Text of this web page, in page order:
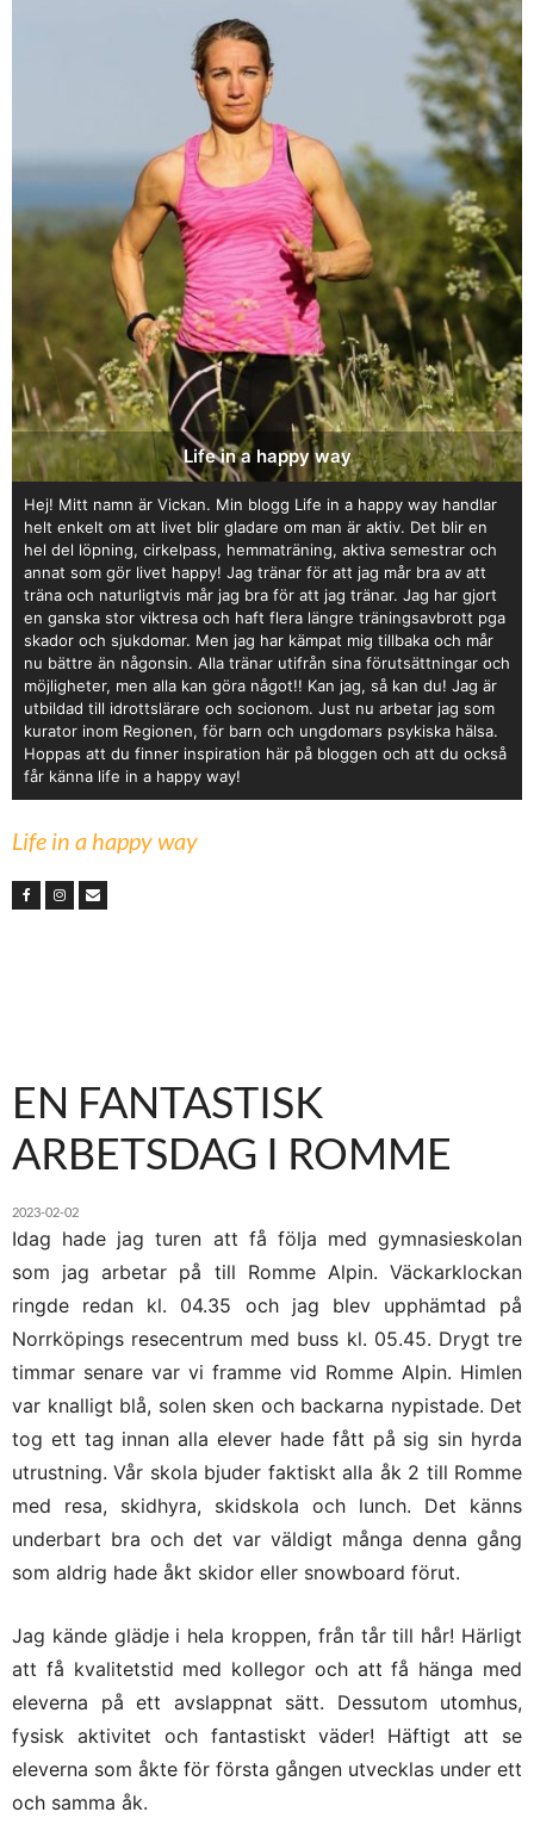
Life in a happy way
Hej! Mitt namn är Vickan. Min blogg Life in a happy way handlar
helt enkelt om att livet blir gladare om man är aktiv. Det blir en
hel del löpning, cirkelpass, hemmaträning, aktiva semestrar och
annat som gör livet happy! Jag tränar för att jag mår bra av att
träna och naturligtvis mår jag bra för att jag tränar. Jag har gjort
en ganska stor viktresa och haft flera längre träningsavbrott pga
skador och sjukdomar. Men jag har kämpat mig tillbaka och mår
nu bättre än någonsin. Alla tränar utifrån sina förutsättningar och
möjligheter, men alla kan göra något!! Kan jag, så kan du! Jag är
utbildad till idrottslärare och socionom. Just nu arbetar jag som
kurator inom Regionen, för barn och ungdomars psykiska hälsa.
Hoppas att du finner inspiration här på bloggen och att du också
får känna life in a happy way!
Life in a happy way
EN FANTASTISK
ARBETSDAG I ROMME
2023-02-02
Idag hade jag turen att få följa med gymnasieskolan
som jag arbetar på till Romme Alpin. Väckarklockan
ringde redan kl. 04.35 och jag blev upphämtad på
Norrköpings resecentrum med buss kl. 05.45. Drygt tre
timmar senare var vi framme vid Romme Alpin. Himlen
var knalligt blå, solen sken och backarna nypistade. Det
tog ett tag innan alla elever hade fått på sig sin hyrda
utrustning. Vår skola bjuder faktiskt alla åk 2 till Romme
med resa, skidhyra, skidskola och lunch. Det känns
underbart bra och det var väldigt många denna gång
som aldrig hade åkt skidor eller snowboard förut.
Jag kände glädje i hela kroppen, från tår till hår! Härligt
att få kvalitetstid med kollegor och att få hänga med
eleverna på ett avslappnat sätt. Dessutom utomhus,
fysisk aktivitet och fantastiskt väder! Häftigt att se
eleverna som åkte för första gången utvecklas under ett
och samma åk.